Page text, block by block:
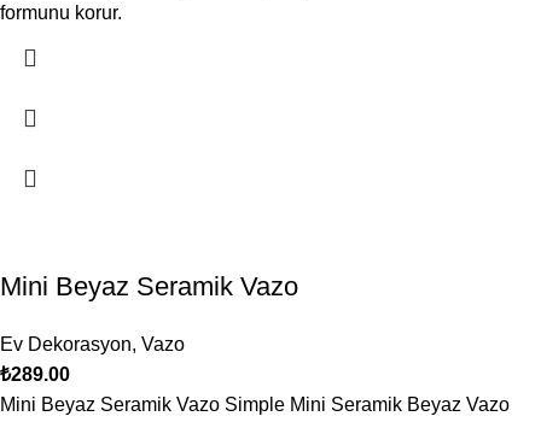
formunu korur.
Mini Beyaz Seramik Vazo
Ev Dekorasyon, Vazo
₺289.00
Mini Beyaz Seramik Vazo Simple Mini Seramik Beyaz Vazo